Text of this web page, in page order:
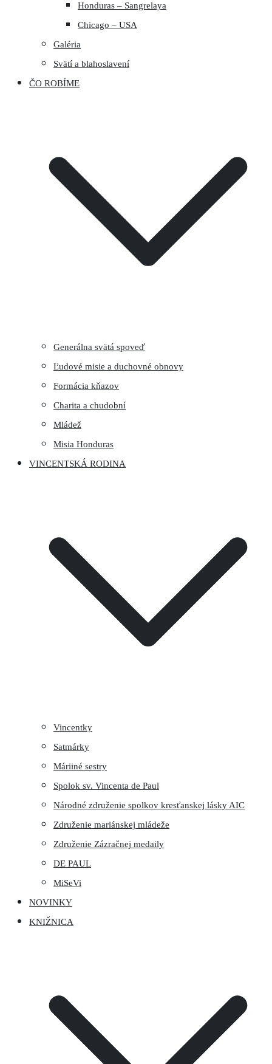
Honduras – Sangrelaya
Chicago – USA
Galéria
Svätí a blahoslavení
ČO ROBÍME
Generálna svätá spoveď
Ľudové misie a duchovné obnovy
Formácia kňazov
Charita a chudobní
Mládež
Misia Honduras
VINCENTSKÁ RODINA
Vincentky
Satmárky
Máriiné sestry
Spolok sv. Vincenta de Paul
Národné združenie spolkov kresťanskej lásky AIC
Združenie mariánskej mládeže
Združenie Zázračnej medaily
DE PAUL
MiSeVi
NOVINKY
KNIŽNICA